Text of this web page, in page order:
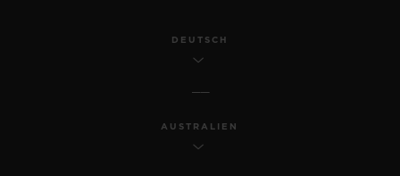
DEUTSCH
AUSTRALIEN